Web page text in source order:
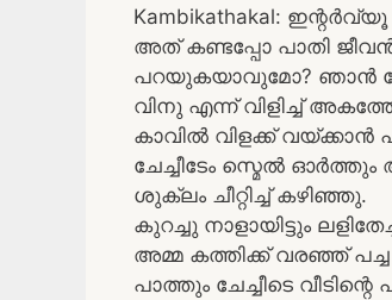
Kambikathakal: ഇന്റര്‍വ്യൂ
അത് കണ്ടപ്പോ പാതി
പറയുകയാവുമോ? ഞാൻ
വിനു എന്ന് വിളിച്ച്
കാവിൽ വിളക്ക് വയ്ക്കാൻ
ചേച്ചീടേം സ്മെൽ
ശുക്ലം ചീറ്റിച്ച് കഴിഞ്ഞു.
കുറച്ചു നാളായിട്ടും
അമ്മ കത്തിക്ക് വരഞ്ഞ് പച്ച
പാത്തും ചേച്ചീടെ